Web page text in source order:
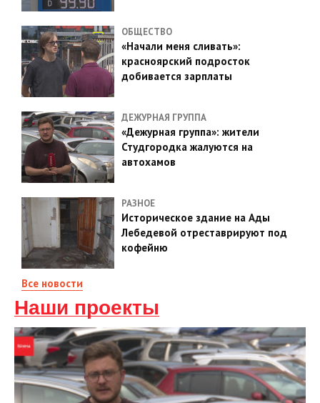
ОБЩЕСТВО
«Начали меня сливать»:
красноярский подросток
добивается зарплаты
ДЕЖУРНАЯ ГРУППА
«Дежурная группа»: жители
Студгородка жалуются на
автохамов
РАЗНОЕ
Историческое здание на Ады
Лебедевой отреставрируют под
кофейню
Все новости
Наши проекты